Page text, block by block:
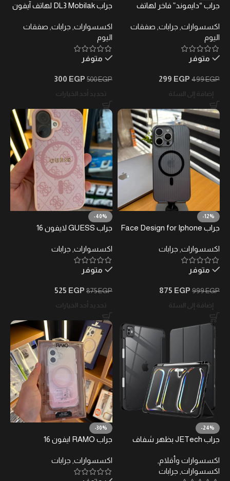
جراب “دايموند” فاخر لهاتف
اكسسوارات جرابات صفقات
اليوم
متوفر
499EGP
299 EGP
إضافة إلى السلة
جراب DL3 Mobilak لهاتف آيفون
اكسسوارات جرابات صفقات
اليوم
متوفر
500EGP
300 EGP
تحديد أحد الخيارات
-12%
جراب Face Design for Iphone
)اكسسوارات جرابات
متوفر
999EGP
875 EGP
إضافة إلى السلة
-40%
جراب GUESS لايفون 16
اكسسوارات جرابات
متوفر
875EGP
525 EGP
تحديد أحد الخيارات
-24%
جراب JETech بظهر شفاف
للتابلت، مع خاصية التشغيل/
الإيقاف التلقائي للشاشة (أسود)
اكسسوارات وأقلام
اكسسوارات جرابات
-30%
جراب RAMO ايفون 16
اكسسوارات جرابات